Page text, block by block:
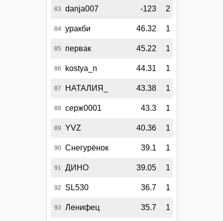
83 danja007 -123 2
84 уракби 46.32 1
85 первак 45.22 1
86 kostya_n 44.31 1
87 НАТАЛИЯ_ 43.38 1
88 серж0001 43.3 1
89 YVZ 40.36 1
90 Снегурёнок 39.1 1
91 ДИНО 39.05 1
92 SL530 36.7 1
93 Ленифец 35.7 1